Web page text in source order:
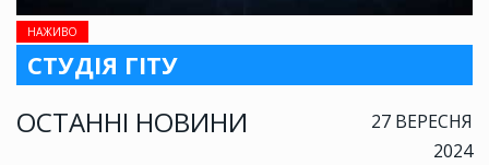
НАЖИВО
СТУДІЯ ГІТУ
ОСТАННІ НОВИНИ
27 ВЕРЕСНЯ
2024